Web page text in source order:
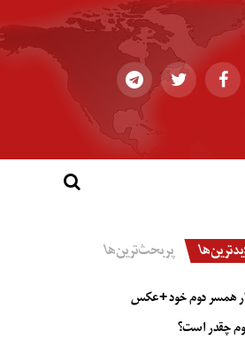
پربحث‌ترین‌ها
همسر دوم خود +عکس
چقدر است؟